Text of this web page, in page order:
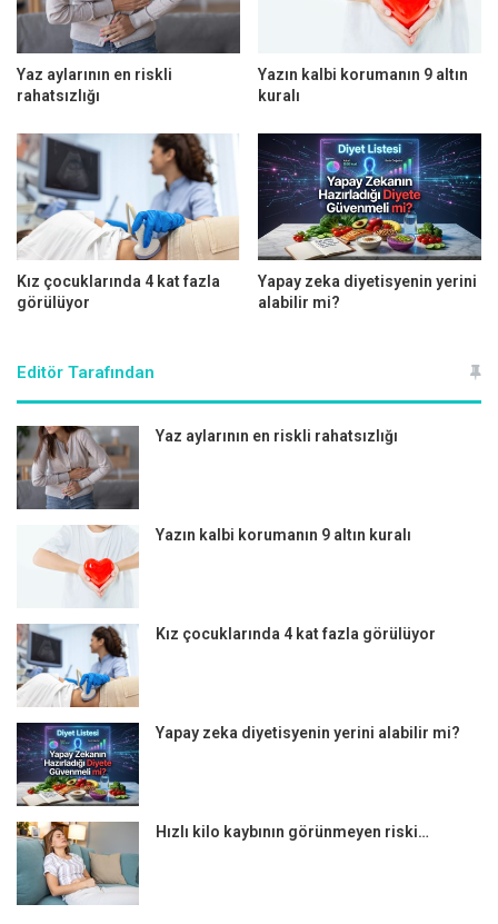
Onkoloji Uzmanı Prof. Dr. Hüsnü Görgen miyomlar
hakkında en sık sorulan soruları ve tedavide yeni nesil
yöntemleri anlattı, önemli uyarılar ve önerilerde bulundu.
SORU: Miyomlar kansere dönüşebilir mi?
CEVAP:Miyomlar genellikle iyi huyludur ve kanserleşme
riski çok düşüktür. Menopoz öncesi miyom nedeniyle
rahimde belirgin büyüme saptansa bile, bu durumun kötü
huylu bir tümöre işaret etmesi oldukça düşük olasılıktır.
Ancak menopoz sonrası, özellikle eşlik eden ağrı ve
kanama varsa, kötü huylu olma olasılığı göz önünde
bulundurularak ileri tetkik yapılmalıdır.
SORU: Miyomlar hamile kalmayı engeller mi?
CEVAP:Rahimin içine doğru yani bebeğin yerleşeceği yere
Yaz aylarının en riskli
rahatsızlığı
Yazın kalbi korumanın 9 altın
kuralı
Kız çocuklarında 4 kat fazla
görülüyor
Yapay zeka diyetisyenin yerini
alabilir mi?
Editör Tarafından
Yaz aylarının en riskli rahatsızlığı
Yazın kalbi korumanın 9 altın kuralı
Kız çocuklarında 4 kat fazla görülüyor
Yapay zeka diyetisyenin yerini alabilir mi?
Hızlı kilo kaybının görünmeyen riski…